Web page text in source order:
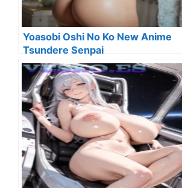
Yoasobi Oshi No Ko New Anime
Tsundere Senpai